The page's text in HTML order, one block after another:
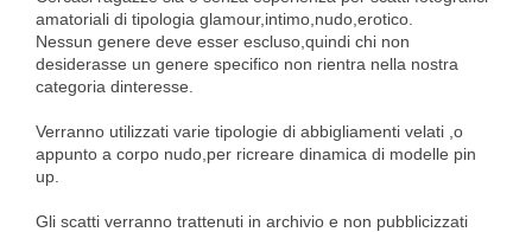
amatoriali di tipologia glamour,intimo,nudo,erotico.
Nessun genere deve esser escluso,quindi chi non
desiderasse un genere specifico non rientra nella nostra
categoria dinteresse.
Verranno utilizzati varie tipologie di abbigliamenti velati ,o
appunto a corpo nudo,per ricreare dinamica di modelle pin
up.
Gli scatti verranno trattenuti in archivio e non pubblicizzati